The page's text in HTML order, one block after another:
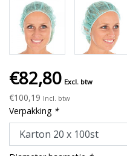
€82,80 Excl. btw
€100,19 Incl. btw
Verpakking *